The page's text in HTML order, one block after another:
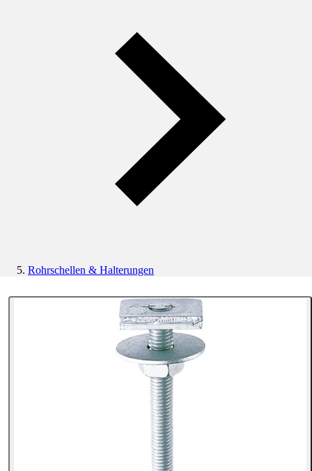
Rohrschellen & Halterungen